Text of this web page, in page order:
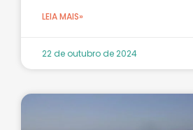
LEIA MAIS»
22 de outubro de 2024